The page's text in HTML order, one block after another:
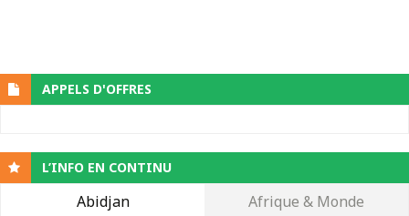
APPELS D'OFFRES
L’INFO EN CONTINU
Abidjan Afrique & Monde